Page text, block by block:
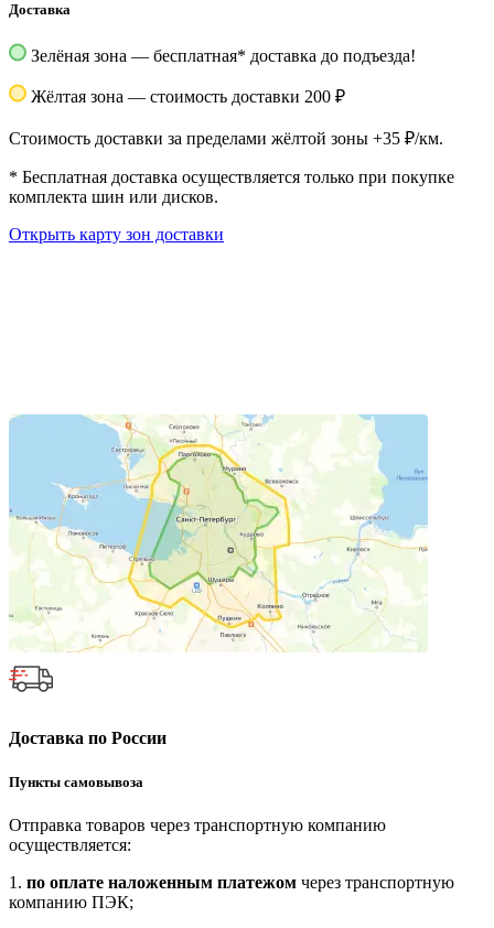
Доставка
Зелёная зона — бесплатная* доставка до подъезда!
Жёлтая зона — стоимость доставки 200 ₽
Стоимость доставки за пределами жёлтой зоны +35 ₽/км.
* Бесплатная доставка осуществляется только при покупке
комплекта шин или дисков.
Открыть карту зон доставки
Доставка по России
Пункты самовывоза
Отправка товаров через транспортную компанию
осуществляется:
1. по оплате наложенным платежом через транспортную
компанию ПЭК;